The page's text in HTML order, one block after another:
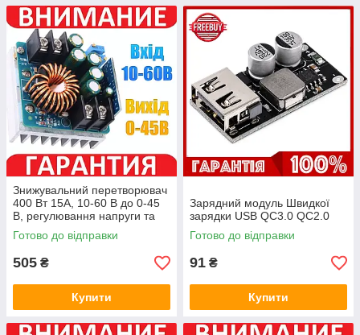
Знижувальний перетворювач
400 Вт 15A, 10-60 В до 0-45
В, регулювання напруги та
струму
Готово до відправки
505 ₴
Купити
Зарядний модуль Швидкої
зарядки USB QC3.0 QC2.0
Готово до відправки
91 ₴
Купити